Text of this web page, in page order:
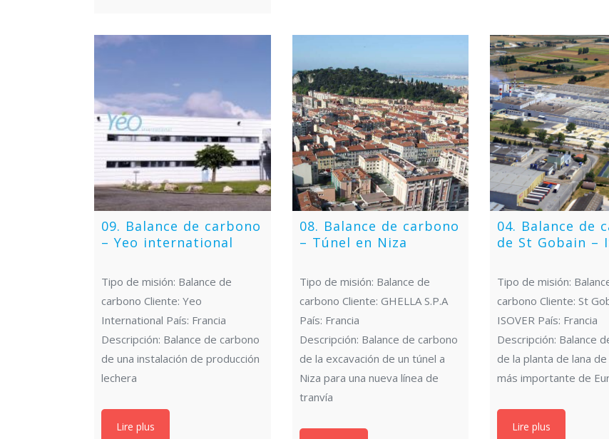
09. Balance de carbono
– Yeo international
Tipo de misión: Balance de
carbono Cliente: Yeo
International País: Francia
Descripción: Balance de carbono
de una instalación de producción
lechera
Lire plus
08. Balance de carbono
– Túnel en Niza
Tipo de misión: Balance de
carbono Cliente: GHELLA S.P.A
País: Francia
Descripción: Balance de carbono
de la excavación de un túnel a
Niza para una nueva línea de
tranvía
04. Balance de
de St Gobain –
Tipo de misión:
carbono Cliente: St
ISOVER País: Francia
Descripción: Balance
de la planta de lana
más importante de
Lire plus